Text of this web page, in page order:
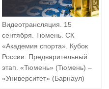
Видеотрансляция. 15
сентября. Тюмень. СК
«Академия спорта». Кубок
России. Предварительный
этап. «Тюмень» (Тюмень) –
«Университет» (Барнаул)